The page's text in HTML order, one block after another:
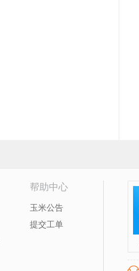
帮助中心
玉米公告
提交工单